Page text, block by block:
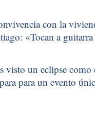
con la
«Tocan a
visto un eclipse como
para un evento